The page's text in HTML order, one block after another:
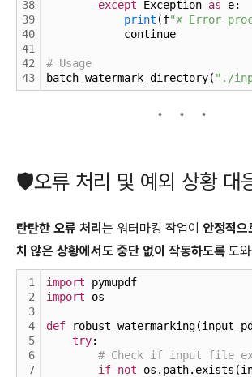
38
39
40
41
42
43
except Exception as e:
print (f"✗ Error
continue
# Usage
batch_watermark_directory( "./
🛡오류 처리 및 예외 상황 대
탄탄한 오류 처리 는 워터마킹 작업이 안정적으
치 않은 상황에서도 중단 없이 작동하도록 도
1
2
3
4
5
6
7
import pymupdf
import os
def
try:
# Check if input file
if not